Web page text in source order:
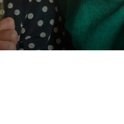
Hoe ontvang ik mijn prijs?
Postcode Loterij Miljoenenjacht